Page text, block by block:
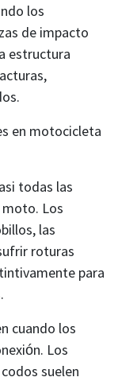
los
de impacto
estructura
en motocicleta
todas las
moto. Los
las
roturas
para
cuando los
Los
suelen